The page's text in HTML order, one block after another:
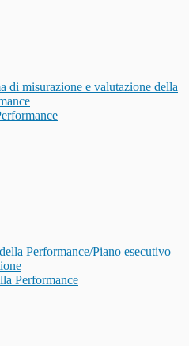
di misurazione e valutazione della
Performance/Piano esecutivo
Performance